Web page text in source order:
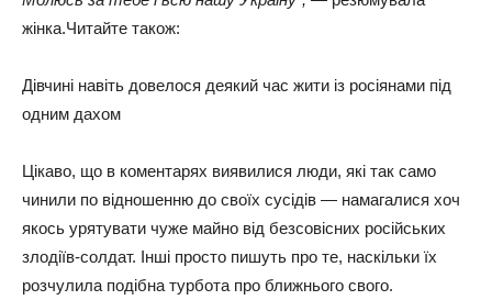
жінка.Читайте також:
Дівчині навіть довелося деякий час жити із росіянами під
одним дахом
Цікаво, що в коментарях виявилися люди, які так само
чинили по відношенню до своїх сусідів — намагалися хоч
якось урятувати чуже майно від безсовісних російських
злодіїв-солдат. Інші просто пишуть про те, наскільки їх
розчулила подібна турбота про ближнього свого.